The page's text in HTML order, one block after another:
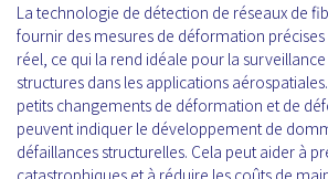
La technologie de détection de réseaux de
fournir des mesures de déformation
réel, ce qui la rend idéale pour la
structures dans les applications
petits changements de déformation et de
peuvent indiquer le développement de
défaillances structurelles. Cela peut aider à